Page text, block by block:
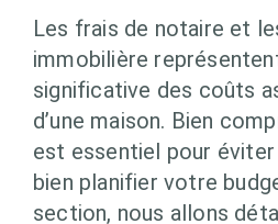
Les frais de notaire et
immobilière
significative des coûts
d’une maison. Bien
est essentiel pour
bien planifier votre
section, nous allons